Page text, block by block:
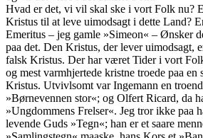
Hvad er det, vi vil skal ske i vort Folk nu?
Kristus til at leve uimodsagt i dette Land?
Emeritus – jeg gamle »Simeon« – Ønsker
paa det. Den Kristus, der lever uimodsagt,
falsk Kristus. Der har været Tider i vort
og mest varmhjertede kristne troede paa en
Kristus. Utvivlsomt var Ingemann en
»Børnevennen stor«; og Olfert Ricard, da
»Ungdommens Frelser«. Jeg tror ikke paa
levende Guds »Tegn«; han er et saare